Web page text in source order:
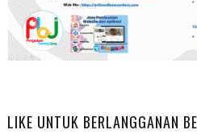
LIKE UNTUK BERLANGGANAN